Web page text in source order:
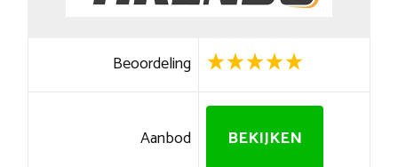
Beoordeling
Aanbod BEKIJKEN